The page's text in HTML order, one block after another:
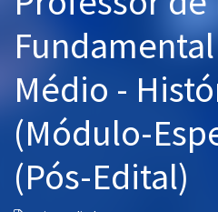
Aprovados
Atendimento
Médio -
(Módulo-
(Pós-Edital)